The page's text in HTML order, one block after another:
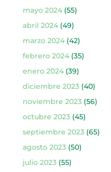
mayo 2024(55)
abril 2024(49)
marzo 2024(42)
febrero 2024(35)
enero 2024(39)
diciembre 2023(40)
noviembre 2023(56)
octubre 2023(45)
septiembre 2023(65)
agosto 2023(50)
julio 2023(55)